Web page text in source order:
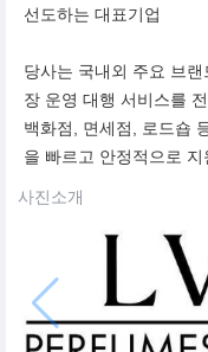
선도하는 대표기업
당사는 국내외 주요 브
장 운영 대행 서비스를
백화점, 면세점, 로드숍
을 빠르고 안정적으로 지
사진소개